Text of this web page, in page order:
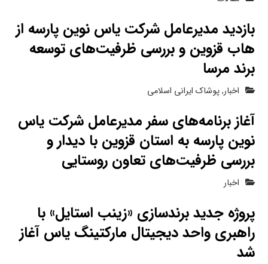
بازدید مدیرعامل شرکت یاس نوین پارسه از
هاب قزوین و بررسی ظرفیت‌های توسعه
برند مرسا
اخبار,پوشاک ایرانی اسلامی
آغاز برنامه‌های سفر مدیرعامل شرکت یاس
نوین پارسه به استان قزوین با دیدار و
بررسی ظرفیت‌های تعاون روستایی
اخبار
پروژه جدید برندسازی «زینب استایل» با
راهبری واحد دیجیتال مارکتینگ یاس آغاز
شد